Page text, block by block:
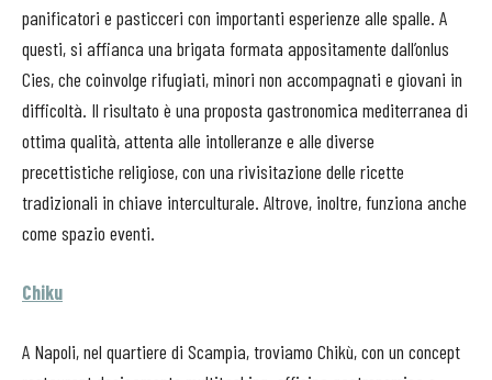
panificatori e pasticceri con importanti esperienze alle spalle. A
questi, si affianca una brigata formata appositamente dall’onlus
Cies, che coinvolge rifugiati, minori non accompagnati e giovani in
difficoltà. Il risultato è una proposta gastronomica mediterranea di
ottima qualità, attenta alle intolleranze e alle diverse
precettistiche religiose, con una rivisitazione delle ricette
tradizionali in chiave interculturale. Altrove, inoltre, funziona anche
come spazio eventi.
Chiku
A Napoli, nel quartiere di Scampia, troviamo Chikù, con un concept